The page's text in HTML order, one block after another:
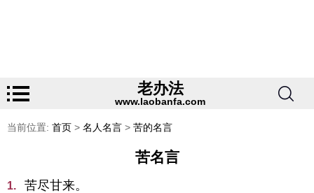
老办法
www.laobanfa.com
当前位置: 首页 > 名人名言 > 苦的名言
苦名言
1.
苦尽甘来。